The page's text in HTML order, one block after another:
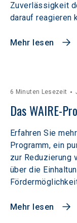
Zuverlässigkeit
darauf reagieren
Mehr lesen
6 Minuten Lesezeit
Das WAIRE-
Erfahren Sie
Programm, ein
zur Reduzierung
über die
Mehr lesen